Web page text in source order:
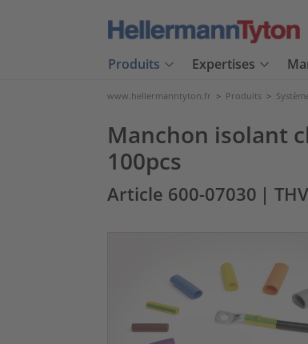
Produits Expertises
www.hellermanntyton.fr > Produits >
Manchon isolant
100pcs
Article 600-07030 |